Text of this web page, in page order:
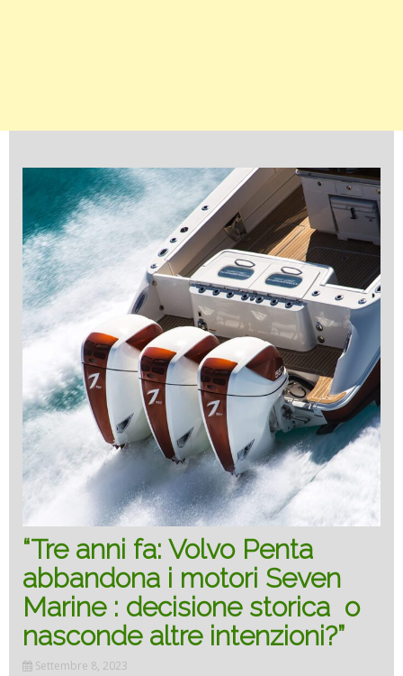
“Tre anni fa: Volvo Penta
abbandona i motori Seven
Marine : decisione storica o
nasconde altre intenzioni?”
Settembre 8, 2023